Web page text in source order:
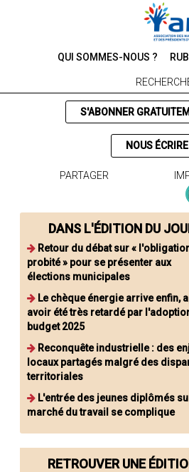
QUI SOMMES-NOUS ?
S'ABONNER
NOUS ÉCRIRE
PARTAGER
DANS L'ÉDITION DU
Retour du débat sur «
probité » pour se présenter aux
élections municipales
Le chèque énergie arrive enfin,
avoir été très retardé par
budget 2025
Reconquête industrielle : des
locaux partagés malgré des
territoriales
L'entrée des jeunes diplômés
marché du travail se complique
RETROUVER UNE